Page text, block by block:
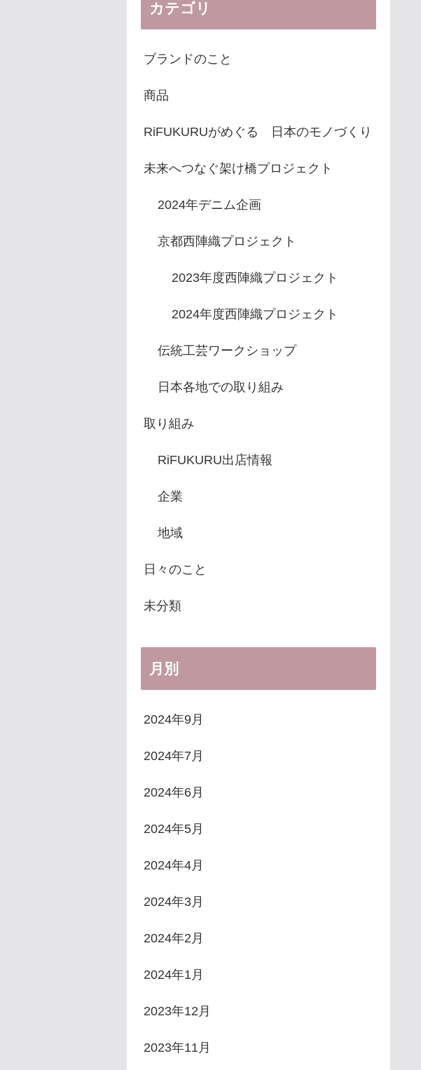
カテゴリ
ブランドのこと
商品
RiFUKURUがめぐる 日本のモノづくり
未来へつなぐ架け橋プロジェクト
2024年デニム企画
京都西陣織プロジェクト
2023年度西陣織プロジェクト
2024年度西陣織プロジェクト
伝統工芸ワークショップ
日本各地での取り組み
取り組み
RiFUKURU出店情報
企業
地域
日々のこと
未分類
月別
2024年9月
2024年7月
2024年6月
2024年5月
2024年4月
2024年3月
2024年2月
2024年1月
2023年12月
2023年11月